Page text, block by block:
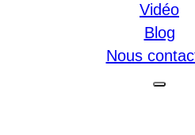
Vidéo
Blog
Nous